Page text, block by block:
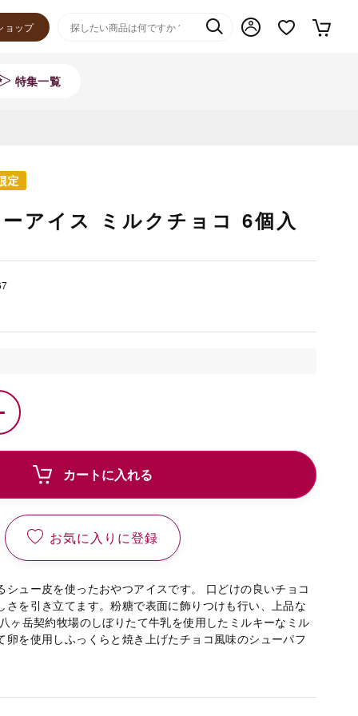
ョップ
特集一覧
アイス ミルクチョコ 6個入
カートに入れる
お気に入りに登録
シュー皮を使ったおやつアイスです。 口どけの良いチョコ
さを引き立てます。粉糖で表面に飾りつけも行い、上品な
ヶ岳契約牧場のしぼりたて牛乳を使用したミルキーなミル
卵を使用しふっくらと焼き上げたチョコ風味のシューパフ